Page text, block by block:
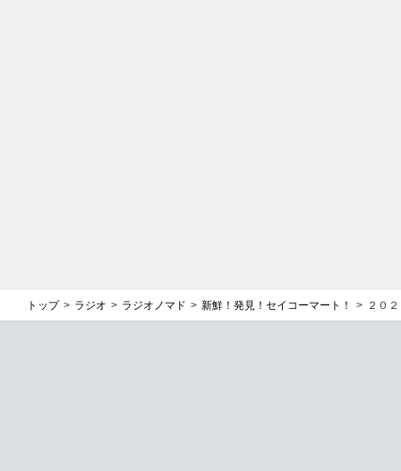
トップ ラジオ ラジオノマド 新鮮！発見！セイコーマート！ ２０